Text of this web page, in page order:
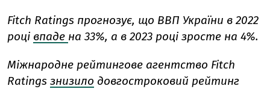
Fitch Ratings прогнозує, що ВВП України в 2022
році впаде на 33%, а в 2023 році зросте на 4%.
Міжнародне рейтингове агентство Fitch
Ratings знизило довгостроковий рейтинг